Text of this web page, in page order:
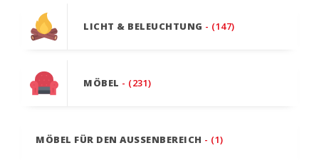
LICHT & BELEUCHTUNG - (147)
MÖBEL - (231)
MÖBEL FÜR DEN AUSSENBEREICH - (1)